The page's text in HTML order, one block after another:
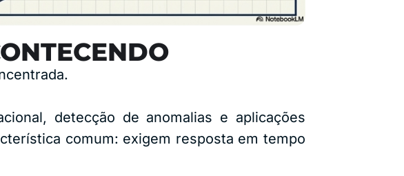
detecção de anomalias e aplicações
comum: exigem resposta em tempo